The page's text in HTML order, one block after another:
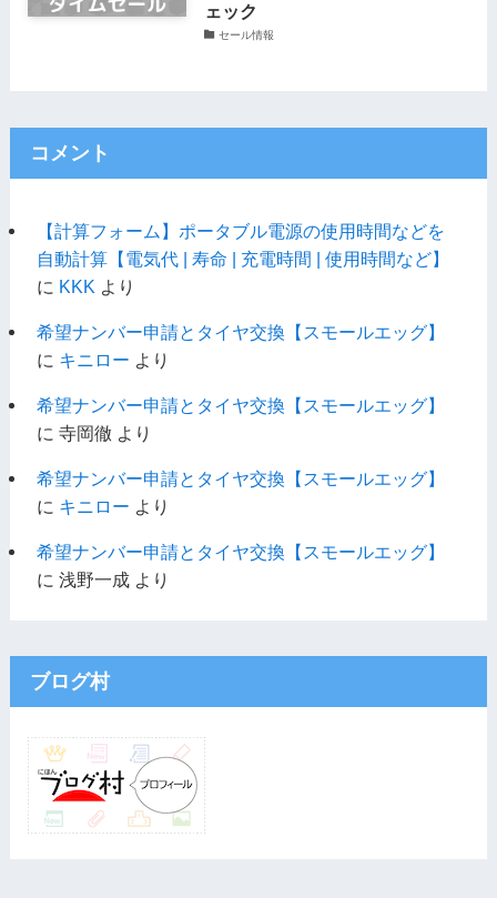
ェック
セール情報
コメント
【計算フォーム】ポータブル電源の使用時間などを
自動計算【電気代 | 寿命 | 充電時間 | 使用時間など】
に KKK より
希望ナンバー申請とタイヤ交換【スモールエッグ】
に キニロー より
希望ナンバー申請とタイヤ交換【スモールエッグ】
に 寺岡徹 より
希望ナンバー申請とタイヤ交換【スモールエッグ】
に キニロー より
希望ナンバー申請とタイヤ交換【スモールエッグ】
に 浅野一成より
ブログ村